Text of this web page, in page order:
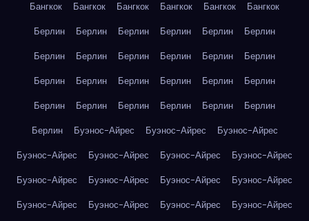
Бангкок Бангкок Бангкок Бангкок Бангкок
Бангкок
Берлин
Берлин Берлин Берлин Берлин
Берлин
Берлин
Берлин Берлин Берлин Берлин
Берлин
Берлин
Берлин Берлин Берлин Берлин
Берлин
Берлин
Берлин Берлин Берлин Берлин
Берлин
Берлин
Буэнос-Айрес Буэнос-Айрес
Буэнос-Айрес
Буэнос-Айрес
Буэнос-Айрес Буэнос-Айрес
Буэнос-Айрес
Буэнос-Айрес
Буэнос-Айрес Буэнос-Айрес
Буэнос-Айрес
Буэнос-Айрес
Буэнос-Айрес Буэнос-Айрес
Буэнос-Айрес